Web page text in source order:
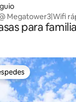
Megatower3|Wifi
para